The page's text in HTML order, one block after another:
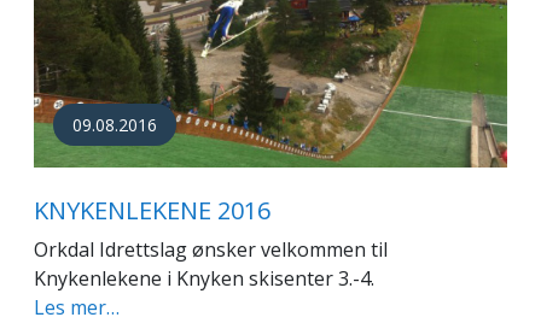
09.08.2016
KNYKENLEKENE 2016
Orkdal Idrettslag ønsker velkommen til
Knykenlekene i Knyken skisenter 3.-4.
Les mer…